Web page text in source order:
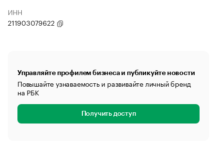
ИНН
211903079622
Управляйте профилем бизнеса и публикуйте новости
Повышайте узнаваемость и развивайте личный бренд
на РБК
Получить доступ